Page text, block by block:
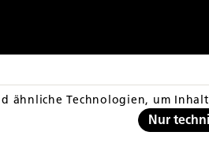
** Streichpreis entspricht
ähnliche Technologien, um
Nur